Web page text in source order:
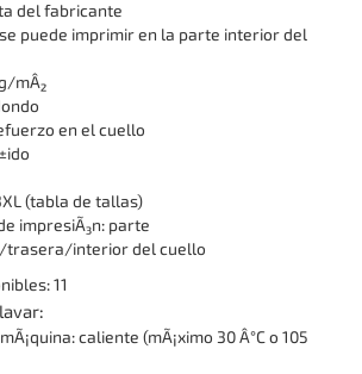
del fabricante
puede imprimir en la parte interior del
mÂ²
en el cuello
(tabla de tallas)
impresiÃ³n: parte
trasera/interior del cuello
11
caliente (mÃ¡ximo 30 Â°C o 105